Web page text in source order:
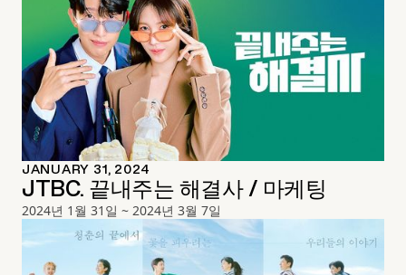
JANUARY 31, 2024
JTBC. 끝내주는 해결사 / 마케팅
2024년 1월 31일 ~ 2024년 3월 7일